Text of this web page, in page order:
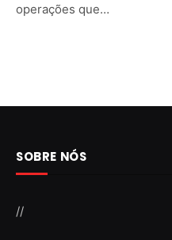
operações que…
SOBRE NÓS
//